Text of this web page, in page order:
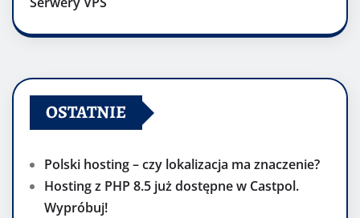
OSTATNIE
Polski hosting – czy lokalizacja ma znaczenie?
Hosting z PHP 8.5 już dostępne w Castpol.
Wypróbuj!